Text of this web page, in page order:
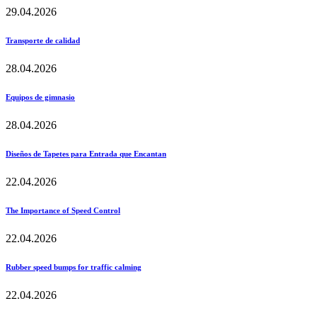
29.04.2026
Transporte de calidad
28.04.2026
Equipos de gimnasio
28.04.2026
Diseños de Tapetes para Entrada que Encantan
22.04.2026
The Importance of Speed Control
22.04.2026
Rubber speed bumps for traffic calming
22.04.2026